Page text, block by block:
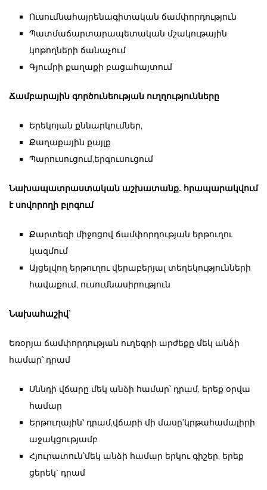
Ուսումնահայրենագիտական ճամփորդություն
Պատմաճարտարապետական մշակութային
կոթողների ճանաչում
Գյումրի քաղաքի բացահայտում
Ճամբարային գործունեության ուղղությունները
Երեկոյան քննարկումներ,
Քաղաքային քայլք
Պարուսուցում,երգուսուցում
Նախապատրաստական աշխատանք. հրապարակվում
է սովորողի բլոգում
Քարտեզի միջոցով ճամփորդության երթուղու
կազմում
Այցելվող երթուղու վերաբերյալ տեղեկությունների
հավաքում, ուսումնասիրություն
Նախահաշիվ՝
Եռօրյա ճամփորդության ուղեգրի արժեքը մեկ անձի
համար՝ դրամ
Սննդի վճարը մեկ անձի համար՝ դրամ, երեք օրվա
համար
Երթուղային՝ դրամ,վճարի մի մասը՝կրթահամալիրի
աջակցությամբ
Հյուրատուն՝մեկ անձի համար երկու գիշեր, երեք
ցերեկ` դրամ